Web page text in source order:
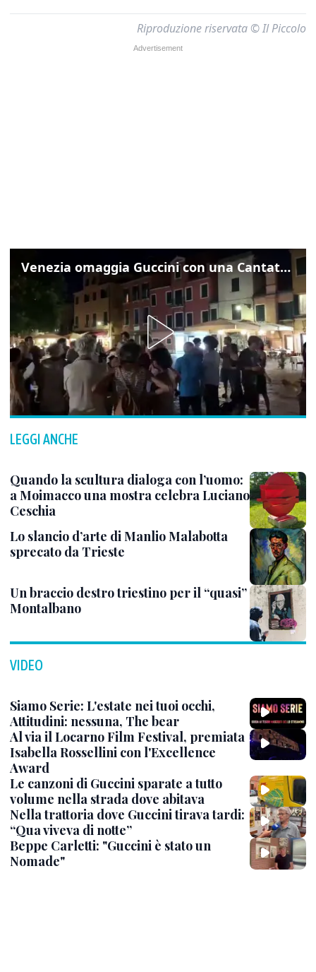
Riproduzione riservata © Il Piccolo
Venezia omaggia Guccini con una Cantata Anarchica in campo Santa Margherita
LEGGI ANCHE
Quando la scultura dialoga con l’uomo:
a Moimacco una mostra celebra Luciano
Ceschia
Lo slancio d’arte di Manlio Malabotta
sprecato da Trieste
Un braccio destro triestino per il “quasi”
Montalbano
VIDEO
Siamo Serie: L'estate nei tuoi occhi,
Attitudini: nessuna, The bear
Al via il Locarno Film Festival, premiata
Isabella Rossellini con l'Excellence
Award
Le canzoni di Guccini sparate a tutto
volume nella strada dove abitava
Nella trattoria dove Guccini tirava tardi:
“Qua viveva di notte”
Beppe Carletti: "Guccini è stato un
Nomade"